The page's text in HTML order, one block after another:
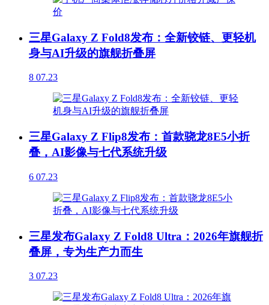
三星Galaxy Z Fold8发布：全新铰链、更轻机
身与AI升级的旗舰折叠屏
8 07.23
三星Galaxy Z Flip8发布：首款骁龙8E5小折
叠，AI影像与七代系统升级
6 07.23
三星发布Galaxy Z Fold8 Ultra：2026年旗舰折
叠屏，专为生产力而生
3 07.23